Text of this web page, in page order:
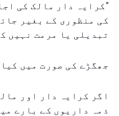
"کرایہ دار مالک کی
کی منظوری کے بغیر
تبدیلی یا مرمت نہیں
جھگڑے کی صورت میں
اگر کرایہ دار اور
ذمہ داریوں کے بارے